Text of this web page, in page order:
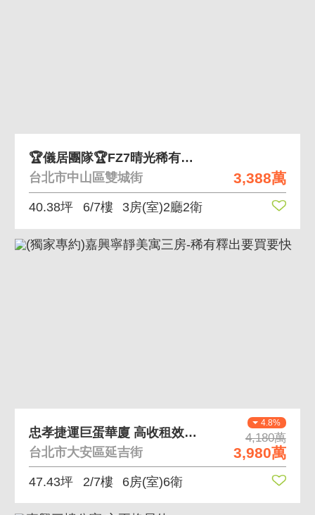
3,388萬
🏆儀居團隊🏆FZ7晴光稀有！三面採光大宅
台北市中山區雙城街
40.38坪 6/7樓 3房(室)2廳2衛
4.8%
4,180萬
3,980萬
忠孝捷運巨蛋華廈 高收租效益，投資置產首選
台北市大安區延吉街
47.43坪 2/7樓 6房(室)6衛